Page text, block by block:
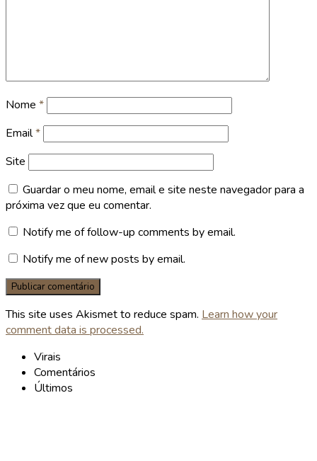
Nome *
Email*
Site
Guardar o meu nome, email e site neste navegador para a
próxima vez que eu comentar.
Notify me of follow-up comments by email.
Notify me of new posts by email.
This site uses Akismet to reduce spam. Learn how your
comment data is processed.
Virais
Comentários
Últimos